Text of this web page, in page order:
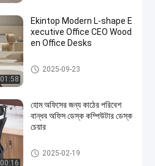
01:58
Ekintop Modern L-shape E
xecutive Office CEO Wood
en Office Desks
বাণিজ্যিক অফিস ডেস্ক
2025-09-23
00:16
হোম অফিসের জন্য কাঠের পরিবেশ
বান্ধব অফিস ডেস্ক কম্পিউটার ডেস্ক
চেয়ার
বাণিজ্যিক অফিস ডেস্ক
2025-02-19